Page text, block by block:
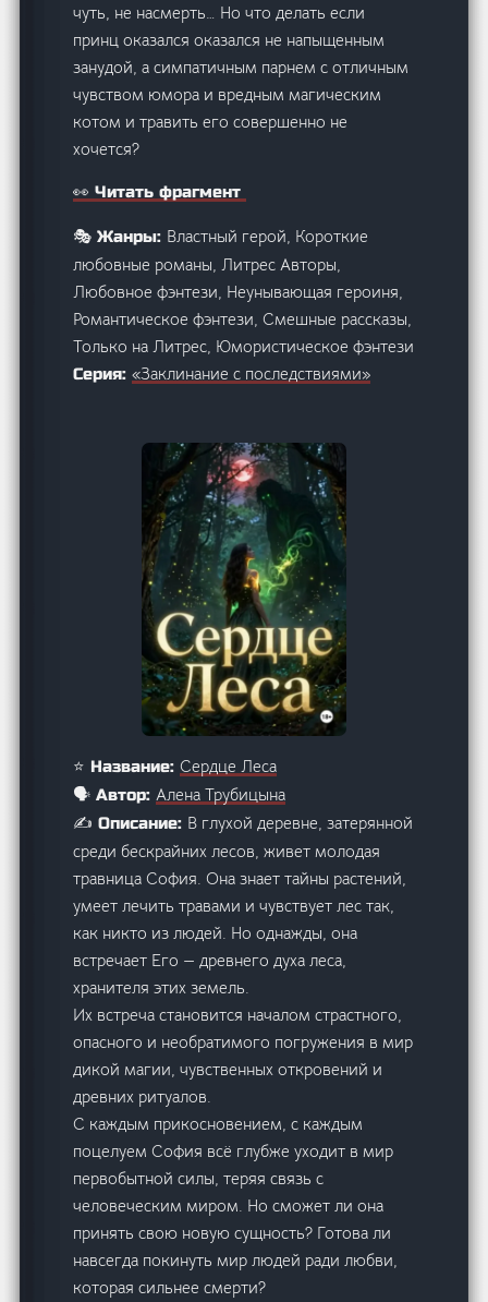
чуть, не насмерть… Но что делать если
принц оказался оказался не напыщенным
занудой, а симпатичным парнем с отличным
чувством юмора и вредным магическим
котом и травить его совершенно не
хочется?
👀 Читать фрагмент
🎭 Жанры: Властный герой, Короткие
любовные романы, Литрес Авторы,
Любовное фэнтези, Неунывающая героиня,
Романтическое фэнтези, Смешные рассказы,
Только на Литрес, Юмористическое фэнтези
Серия:«Заклинание с последствиями»
⭐ Название:Сердце Леса
🗣️ Автор:Алена Трубицына
✍️ Описание: В глухой деревне, затерянной
среди бескрайних лесов, живет молодая
травница София. Она знает тайны растений,
умеет лечить травами и чувствует лес так,
как никто из людей. Но однажды, она
встречает Его — древнего духа леса,
хранителя этих земель.
Их встреча становится началом страстного,
опасного и необратимого погружения в мир
дикой магии, чувственных откровений и
древних ритуалов.
С каждым прикосновением, с каждым
поцелуем София всё глубже уходит в мир
первобытной силы, теряя связь с
человеческим миром. Но сможет ли она
принять свою новую сущность? Готова ли
навсегда покинуть мир людей ради любви,
которая сильнее смерти?